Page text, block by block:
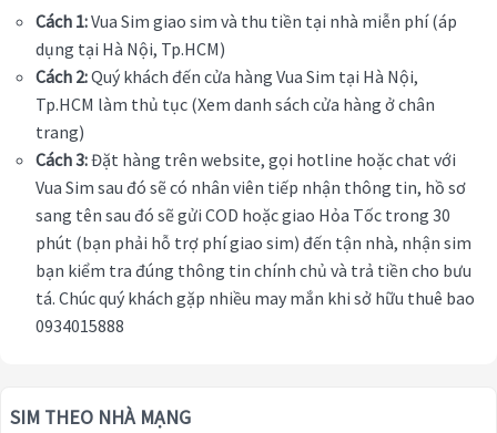
Cách 1:Vua Sim giao sim và thu tiền tại nhà miễn phí (áp
dụng tại Hà Nội, Tp.HCM)
Cách 2:Quý khách đến cửa hàng Vua Sim tại Hà Nội,
Tp.HCM làm thủ tục (Xem danh sách cửa hàng ở chân
trang)
Cách 3:Đặt hàng trên website, gọi hotline hoặc chat với
Vua Sim sau đó sẽ có nhân viên tiếp nhận thông tin, hồ sơ
sang tên sau đó sẽ gửi COD hoặc giao Hỏa Tốc trong 30
phút (bạn phải hỗ trợ phí giao sim) đến tận nhà, nhận sim
bạn kiểm tra đúng thông tin chính chủ và trả tiền cho bưu
tá. Chúc quý khách gặp nhiều may mắn khi sở hữu thuê bao
0934015888
SIM THEO NHÀ MẠNG